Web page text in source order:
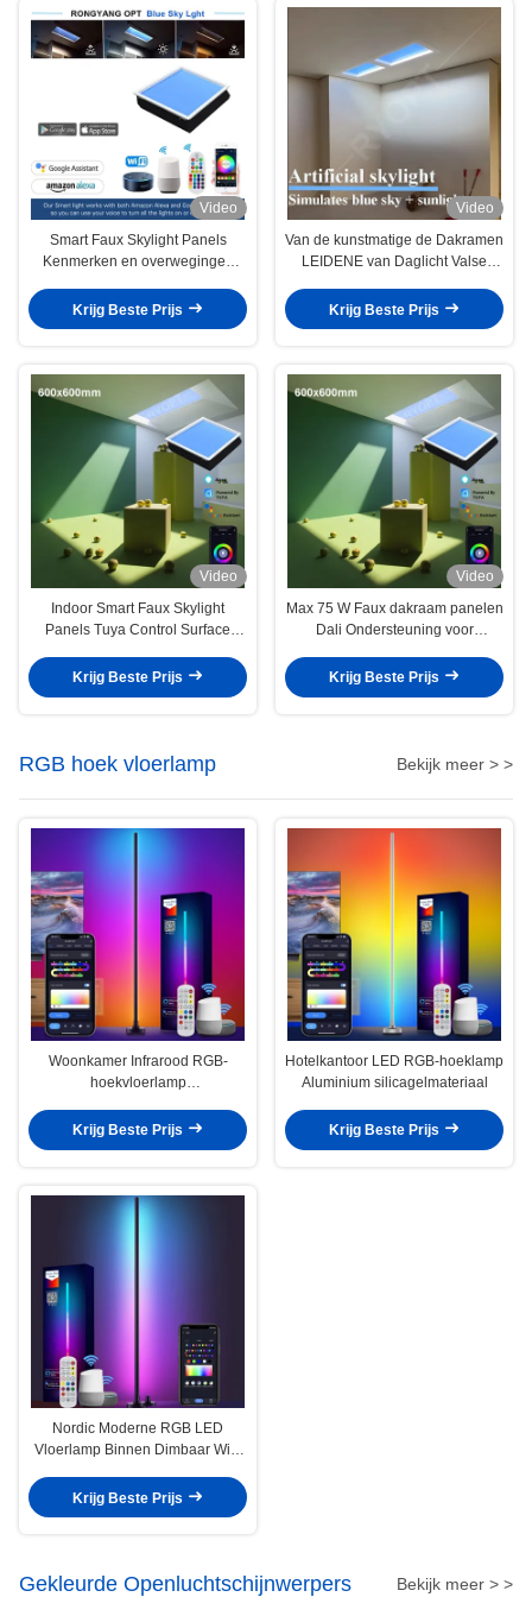
Video
Smart Faux Skylight Panels
Kenmerken en overwegingen
van 295 mm in wit
Krijg Beste Prijs
Video
Van de kunstmatige de Dakramen
LEIDENE van Daglicht Valse
Wolken het Blauwe Hemel
Krijg Beste Prijs
Video
Indoor Smart Faux Skylight
Panels Tuya Control Surface
Brengt
Krijg Beste Prijs
Video
Max 75 W Faux dakraam panelen
Dali Ondersteuning voor
tevredenheid
Krijg Beste Prijs
RGB hoek vloerlamp Bekijk meer > >
Woonkamer Infrarood RGB-
hoekvloerlamp
muziekmodus
Krijg Beste Prijs
Hotelkantoor LED RGB-hoeklamp
Aluminium silicagelmateriaal
Krijg Beste Prijs
Nordic Moderne RGB LED
Vloerlamp Binnen Dimbaar WiFi
Krijg Beste Prijs
Gekleurde Openluchtschijnwerpers Bekijk meer > >